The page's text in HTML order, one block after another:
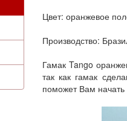
Цвет: оранжевое
Производство:
Гамак Tango
так как гамак
поможет Вам начать